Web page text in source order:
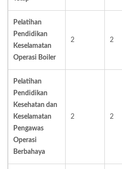
Pelatihan
Pendidikan
Keselamatan
Operasi Boiler
2 2
Pelatihan
Pendidikan
Kesehatan dan
Keselamatan
Pengawas
Operasi
Berbahaya
2 2